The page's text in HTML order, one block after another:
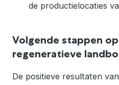
de productielocaties
Volgende stappen
regeneratieve
De positieve resultaten